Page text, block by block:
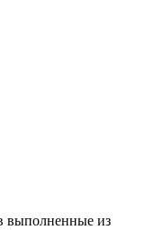
выполненные из